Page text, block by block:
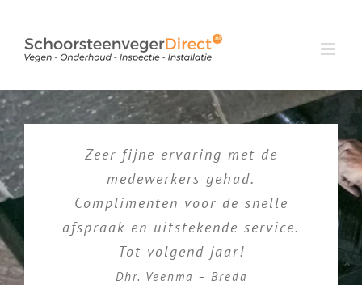
inhoud
Zeer fijne ervaring met de
medewerkers gehad.
Complimenten voor de snelle
afspraak en uitstekende service.
Tot volgend jaar!
Dhr. Veenma – Breda